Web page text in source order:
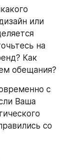
или
на
Как
обещания?
с
Ваша
со